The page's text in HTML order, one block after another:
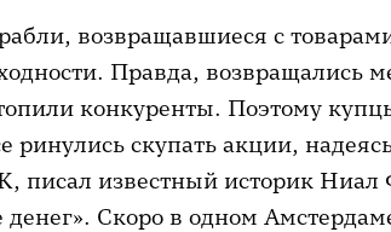
возвращавшиеся с
Правда, возвращались
конкуренты. Поэтому
ринулись скупать акции,
писал известный историк Ниал
денег». Скоро в одном